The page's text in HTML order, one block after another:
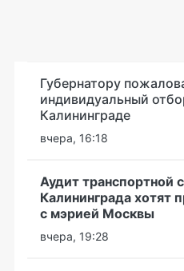
Губернатору
индивидуальный
Калининграде
вчера, 16:18
Аудит транспортной
Калининграда хотят
с мэрией Москвы
вчера, 19:28